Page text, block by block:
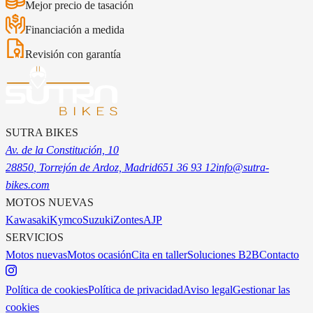
Mejor precio de tasación
Financiación a medida
Revisión con garantía
SUTRA BIKES
Av. de la Constitución, 10
28850 , Torrejón de Ardoz, Madrid651 36 93 12info@sutra-
bikes.com
MOTOS NUEVAS
KawasakiKymcoSuzukiZontesAJP
SERVICIOS
Motos nuevasMotos ocasiónCita en tallerSoluciones B2BContacto
Política de cookiesPolítica de privacidadAviso legalGestionar las
cookies